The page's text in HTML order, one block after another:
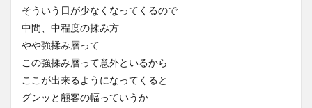
そういう日が少なくなってくるので
中間、中程度の揉み方
やや強揉み層って
この強揉み層って意外といるから
ここが出来るようになってくると
グンッと顧客の幅っていうか